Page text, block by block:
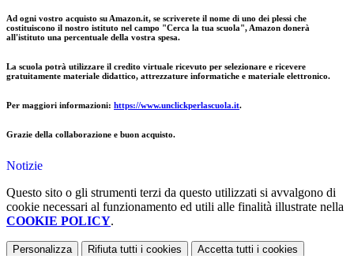
Ad ogni vostro acquisto su Amazon.it, se scriverete il nome di uno dei plessi che
costituiscono il nostro istituto nel campo "Cerca la tua scuola", Amazon donerà
all'istituto una percentuale della vostra spesa.
La scuola potrà utilizzare il credito virtuale ricevuto per selezionare e ricevere
gratuitamente materiale didattico, attrezzature informatiche e materiale elettronico.
Per maggiori informazioni: https://www.unclickperlascuola.it.
Grazie della collaborazione e buon acquisto.
Notizie
Questo sito o gli strumenti terzi da questo utilizzati si avvalgono di
cookie necessari al funzionamento ed utili alle finalità illustrate nella
COOKIE POLICY.
Personalizza Rifiuta tutti i cookies Accetta tutti i cookies